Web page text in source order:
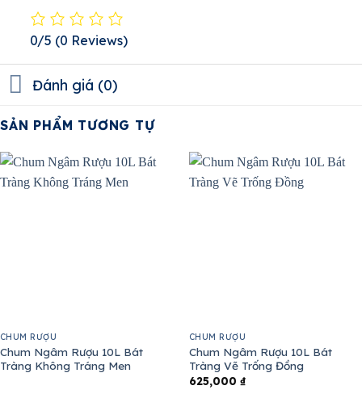
0/5 (0 Reviews)
Đánh giá (0)
SẢN PHẨM TƯƠNG TỰ
CHUM RƯỢU
Chum Ngâm Rượu 10L Bát
Tràng Không Tráng Men
CHUM RƯỢU
Chum Ngâm Rượu 10L Bát
Tràng Vẽ Trống Đồng
625,000 ₫